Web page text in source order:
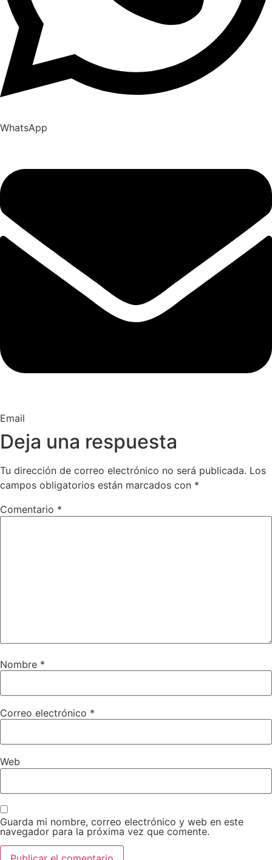
WhatsApp
Email
Deja una respuesta
Tu dirección de correo electrónico no será publicada. Los
campos obligatorios están marcados con *
Comentario *
Nombre *
Correo electrónico *
Web
Guarda mi nombre, correo electrónico y web en este
navegador para la próxima vez que comente.